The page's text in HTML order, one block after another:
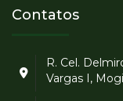
Contatos
R. Cel.
Vargas I,